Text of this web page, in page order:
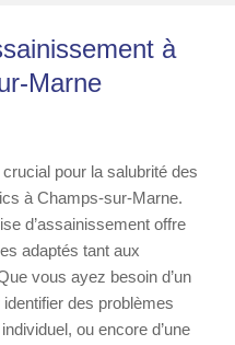
à
Marne
pour la salubrité des
à Champs-sur-Marne.
d’assainissement offre
adaptés tant aux
vous ayez besoin d’un
des problèmes
ou encore d’une